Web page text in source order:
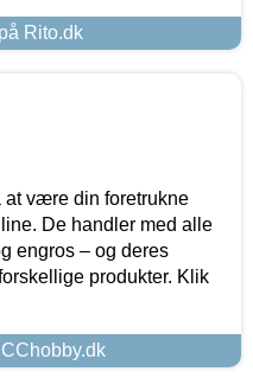
Rito.dk
være din foretrukne
De handler med alle
engros – og deres
produkter. Klik